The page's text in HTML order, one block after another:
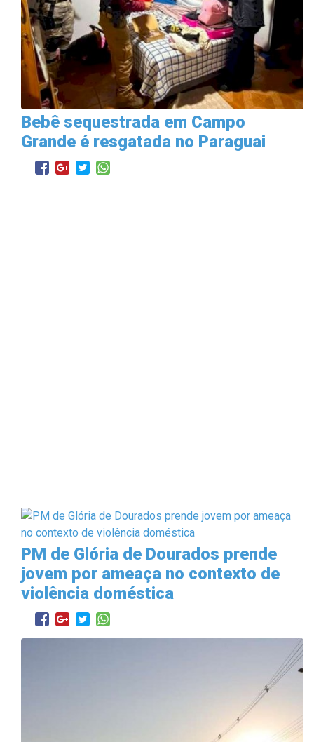
Bebê sequestrada em Campo
Grande é resgatada no Paraguai
PM de Glória de Dourados prende
jovem por ameaça no contexto de
violência doméstica